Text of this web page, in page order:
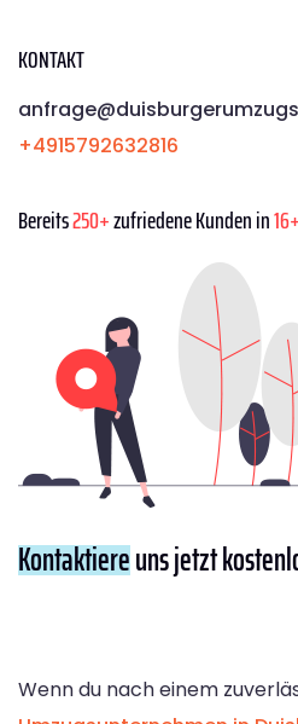
KONTAKT
+4915792632816
Bereits250+zufriedene Kunden in16+
Kontaktiereuns jetzt
Wenn du nach einem